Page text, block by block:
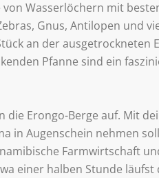
Wasserlöchern mit
Gnus, Antilopen und
an der ausgetrockneten
Pfanne sind ein
die Erongo-Berge auf. Mit
in Augenschein nehmen
Farmwirtschaft
einer halben Stunde